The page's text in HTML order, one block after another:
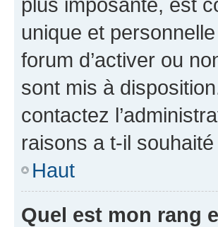
unique et
forum d’activer ou
sont mis à
contactez
raisons a t-il
Haut
Quel est mon rang